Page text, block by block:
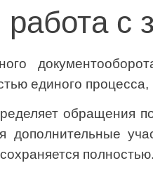
с
единого
обращения
дополнительные
полностью.